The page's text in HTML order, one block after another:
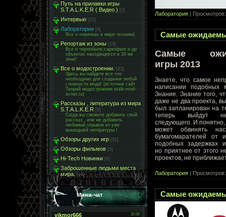
Путь на прилавки игры
S.T.A.L.K.E.R ( Видео ) [3]
Интервью [21]
Лаборатория [9]
Все о новинках в мире техники).
Репортаж из зоны [19]
Все о чернобыле,саркофаге и др
объектах находящихся в 30 км
зоне!
Все о модостроении.
[42]
Здесь вы найдете все что
необходимо для создания любой
сложности мода! (источник сайт
Теорий модостроения stalk-mod-
er.net.ru)
Рассказы , литература из мира
S.T.A.L.K.E.R [0]
Сюда вы сможете добавить свой
рассказ , или же добавить
любимый отрывок из уже
вышедшей литературы !
Обзоры других игр [51]
Обзоры фильмов [5]
Hi-Tech Новинки [6]
Заброшенные людьми места
мира. [19]
Мини-чат
Лаборатория |
Самые
Самые
игры 2013
Знаете, что самое
написании подобных
Знание. Знание того,
даже не два проекта,
был запланирован на
теперь выйдут
следующего. И понятно,
может обвинять
бумагомарателей от
подобных задержках
но приятнее от этого
проектов, не
Лаборатория |
Самые